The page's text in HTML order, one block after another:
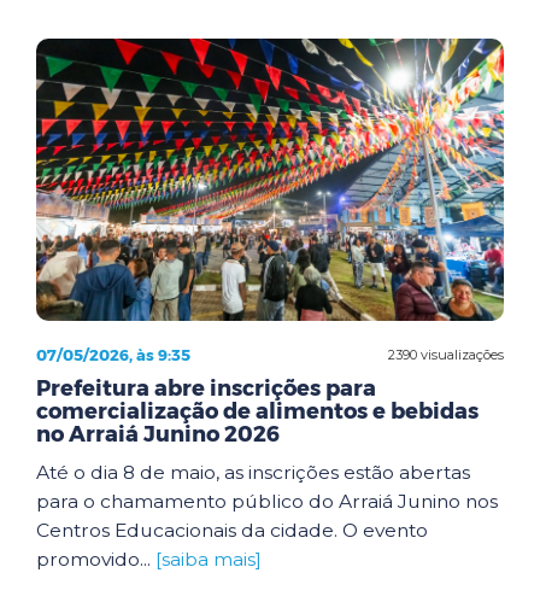
2390 visualizações
07/05/2026, às 9:35
Prefeitura abre inscrições para
comercialização de alimentos e bebidas
no Arraiá Junino 2026
Até o dia 8 de maio, as inscrições estão abertas
para o chamamento público do Arraiá Junino nos
Centros Educacionais da cidade. O evento
promovido... [saiba mais]